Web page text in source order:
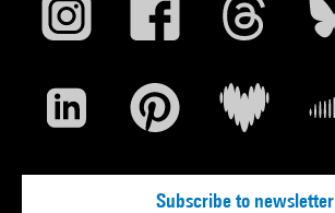
Subscribe to newsletter